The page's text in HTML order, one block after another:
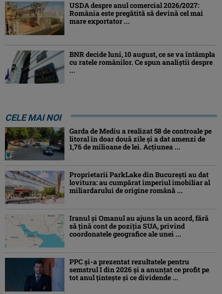
USDA despre anul comercial 2026/2027:
România este pregătită să devină cel mai
mare exportator ...
BNR decide luni, 10 august, ce se va întâmpla
cu ratele românilor. Ce spun analiștii despre
...
CELE MAI NOI
Garda de Mediu a realizat 58 de controale pe
litoral în doar două zile și a dat amenzi de
1,76 de milioane de lei. Acțiunea ...
Proprietarii ParkLake din București au dat
lovitura: au cumpărat imperiul imobiliar al
miliardarului de origine română ...
Iranul și Omanul au ajuns la un acord, fără
să țină cont de poziția SUA, privind
coordonatele geografice ale unei ...
PPC și-a prezentat rezultatele pentru
semstrul I din 2026 și a anunțat ce profit pe
tot anul țintește și ce dividende ...